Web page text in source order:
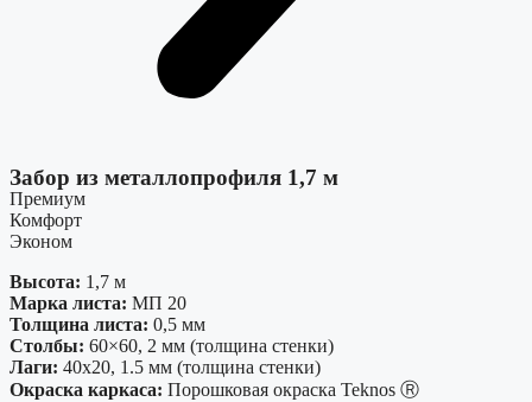
Забор из металлопрофиля 1,7 м
Премиум
Комфорт
Эконом
Высота: 1,7 м
Марка листа: МП 20
Толщина листа: 0,5 мм
Столбы: 60×60, 2 мм (толщина стенки)
Лаги: 40х20, 1.5 мм (толщина стенки)
Окраска каркаса: Порошковая окраска Teknos Ⓡ